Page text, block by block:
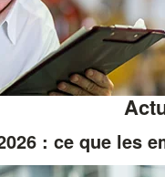
: ce que les